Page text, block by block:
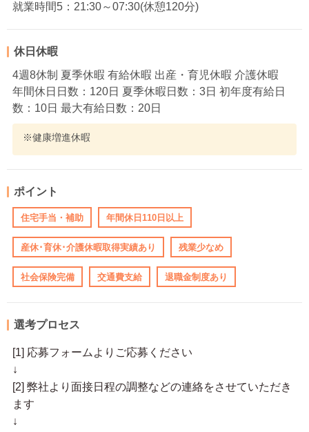
就業時間5：21:30～07:30(休憩120分)
休日休暇
4週8休制 夏季休暇 有給休暇 出産・育児休暇 介護休暇
年間休日日数：120日 夏季休暇日数：3日 初年度有給日
数：10日 最大有給日数：20日
※健康増進休暇
ポイント
住宅手当・補助 年間休日110日以上
産休･育休･介護休暇取得実績あり 残業少なめ
社会保険完備 交通費支給 退職金制度あり
選考プロセス
[1] 応募フォームよりご応募ください
↓
[2] 弊社より面接日程の調整などの連絡をさせていただき
ます
↓